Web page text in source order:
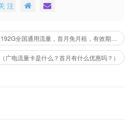
Er2kUfjf 再充有礼：
,河北省唐山市,河北省保定
这些平台还会不定期地推出各种优惠
的公平竞争。
注
广电流量卡是什么？首月有什么优惠吗？）